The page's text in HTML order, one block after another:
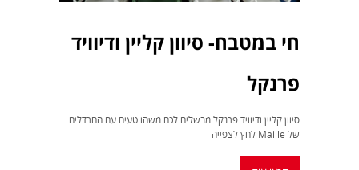
חי במטבח- סיוון קליין ודיוויד
פרנקל
סיוון קליין ודיוויד פרנקל מבשלים לכם משהו טעים עם החרדלים
של Maille לחץ לצפייה